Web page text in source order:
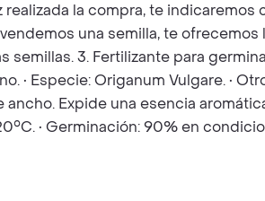
realizada la compra, te
una semilla, te
semillas. 3. Fertilizante para
• Especie: Origanum Vulgare. •
Expide una esencia
• Germinación: 90% en